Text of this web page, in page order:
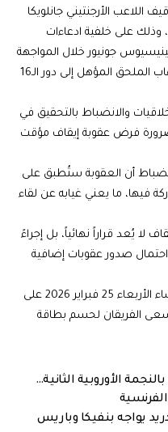
اللاعب الأرجنتيني جانلويكا
وذلك على خلفية ادعاءات
جونيور خلال المواجهة
التي جمعت بنفيكا بـ ريال مدريد في ذهاب الملحق المؤهل إلى دور الـ16
والانضباط بالتحقيق في
ضرورة فرض عقوبة إيقاف مؤقت
أن العقوبة ستُطبق على
فيها، ما يعني غيابه عن لقاء
لا يُعد قراراً نهائياً، بل إجراءً
احتمال صدور عقوبات إضافية
ومن المقرر أن تُجرى مباراة العودة مساء الأربعاء 25 فبراير 2026 على
الفريقان لحسم بطاقة
الأوروبية الثانية…
يواجه بنفيكا وباريس